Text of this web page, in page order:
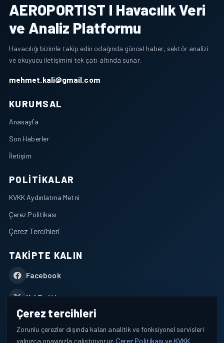
AEROPORTIST I Havacılık Veri
ve Analiz Platformu
Havacılığı bizimle takip edin odağında güncel haber, sektör analizi
ve okuyucu iletişimini tek çatı altında sunar.
mehmet.kali@gmail.com
KURUMSAL
Anasayfa
Son Haberler
İletişim
POLITIKALAR
KVKK Aydınlatma Metni
Çerez Politikası
Çerez Tercihleri
TAKIPTE KALIN
Facebook
X / Twitter
YouTube
Çerez tercihleri
Zorunlu çerezler dışında kalan analitik ve fonksiyonel servisleri
yalnızca onayınızla çalıştırıyoruz. Çerez Politikası ve KVKK